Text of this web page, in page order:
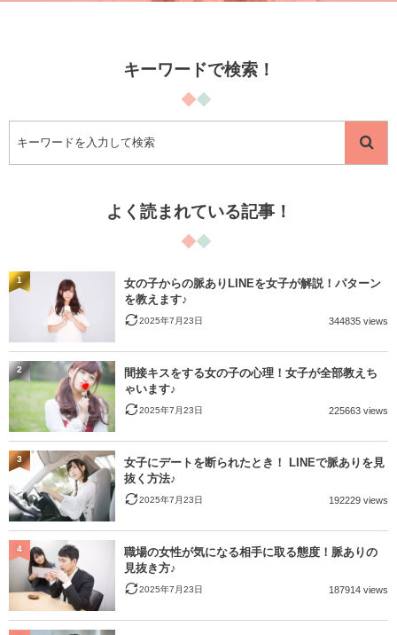
キーワードで検索！
よく読まれている記事！
女の子からの脈ありLINEを女子が解説！パターン
を教えます♪
2025年7月23日 344835 views
1
間接キスをする女の子の心理！女子が全部教えち
ゃいます♪
2025年7月23日 225663 views
2
女子にデートを断られたとき！ LINEで脈ありを見
抜く方法♪
2025年7月23日 192229 views
3
職場の女性が気になる相手に取る態度！脈ありの
見抜き方♪
2025年7月23日 187914 views
4